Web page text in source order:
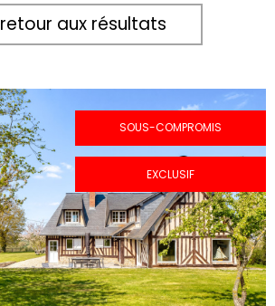
retour aux résultats
SOUS-COMPROMIS
EXCLUSIF